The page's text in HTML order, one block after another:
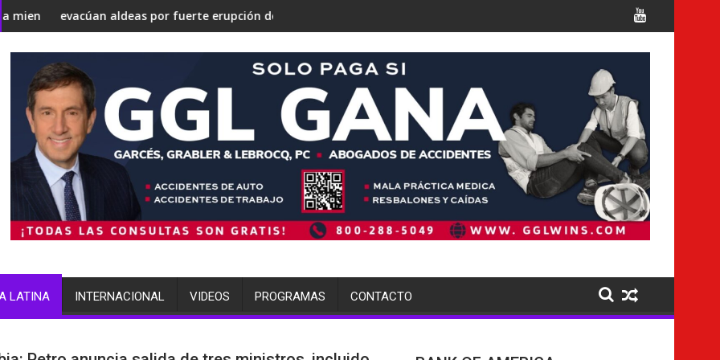
convertirse en una 'Gaza silenciosa'
el debate sobre su estrategia nuclear
aldeas por fuerte erupción del volcán de Fuegoterminó arrestada por múltiples cargos Italia confirma la muerte de 7
LATINA INTERNACIONAL VIDEOS PROGRAMAS CONTACTO